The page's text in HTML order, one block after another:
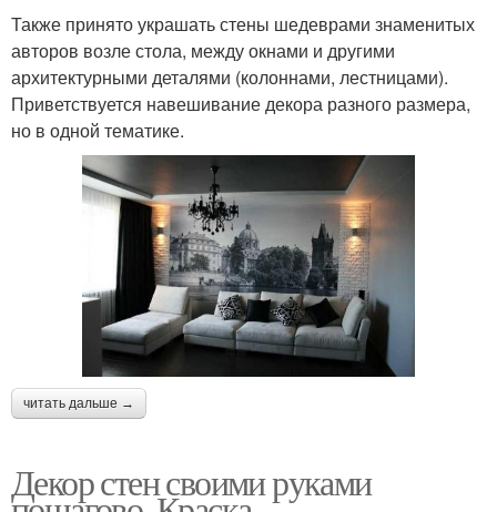
Также принято украшать стены шедеврами знаменитых
авторов возле стола, между окнами и другими
архитектурными деталями (колоннами, лестницами).
Приветствуется навешивание декора разного размера,
но в одной тематике.
читать дальше →
Декор стен своими руками